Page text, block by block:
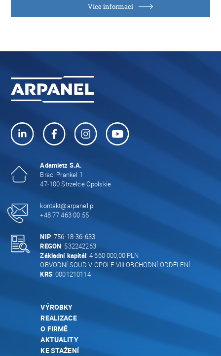
Více informací
Adamietz S.A.
Braci Prankel 1
47-100 Strzelce Opolskie
kontakt@arpanel.pl
+48 77 463 00 55
NIP: 756-18-36-633
REGON: 532242263
Základní kapitál: 4 660 000,00 PLN
OBVODNÍ SOUD V OPOLE VIII OBCHODNÍ ODDĚLENÍ
KRS: 0001210114
VÝROBKY
REALIZACE
O FIRMĚ
AKTUALITY
KE STAŽENÍ